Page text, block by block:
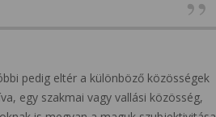
pedig eltér a különböző közösségek
egy szakmai vagy vallási közösség,